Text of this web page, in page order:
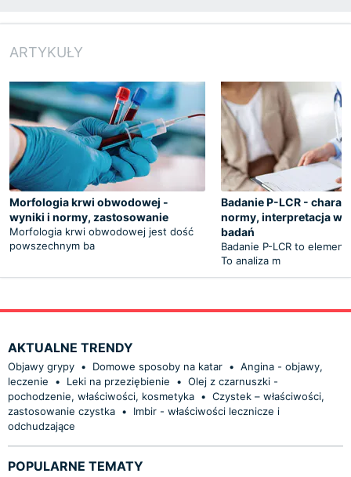
ARTYKUŁY
Morfologia krwi obwodowej -
wyniki i normy, zastosowanie
Morfologia krwi obwodowej jest dość
powszechnym ba
Badanie P-LCR -
normy, interpretacja
badań
Badanie P-LCR to
To analiza m
AKTUALNE TRENDY
Objawy grypy • Domowe sposoby na katar • Angina - objawy,
leczenie
• Leki na przeziębienie • Olej z czarnuszki -
pochodzenie, właściwości, kosmetyka • Czystek – właściwości,
zastosowanie czystka •
Imbir - właściwości lecznicze i
odchudzające
POPULARNE TEMATY